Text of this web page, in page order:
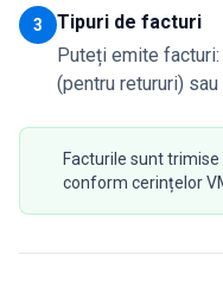
3
Tipuri de facturi
Puteți emite
(pentru retururi)
Facturile sunt
conform cerințelor